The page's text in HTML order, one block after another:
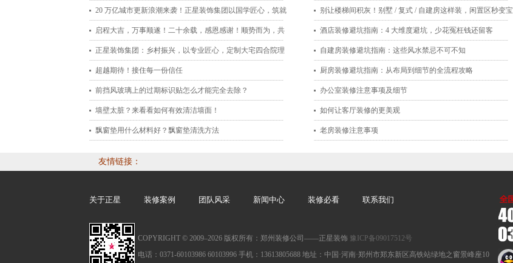
理想空间
20 万亿城市更新浪潮来袭！正星装饰集团以国学匠心，筑就
人居新未来
启程大吉，万事顺遂！二十余载，感恩感谢！顺势而为，共
赢未来！
正星装饰集团：乡村振兴，以专业匠心，定制大宅四合院理
想生活
超越期待！接住每一份信任
前挡风玻璃上的过期标识贴怎么才能完全去除？
墙壁太脏？来看看如何有效清洁墙面！
飘窗垫用什么材料好？飘窗垫清洗方法
别让楼梯间积灰！别墅 / 复式 / 自建房这样装，闲置区秒变宝
藏空间
酒店装修避坑指南：4 大维度避坑，少花冤枉钱还留客
自建房装修避坑指南：这些风水禁忌不可不知
厨房装修避坑指南：从布局到细节的全流程攻略
办公室装修注意事项及细节
如何让客厅装修的更美观
老房装修注意事项
友情链接：
关于正星 装修案例 团队风采 新闻中心 装修必看 联系我们
COPYRIGHT © 2009–2026 版权所有：郑州装修公司——正星装饰 豫ICP备09017512号
电话：0371-60103986 60103996 手机：13613805688 地址：中国·河南·郑州市郑东新区高铁站绿地之窗景峰座10